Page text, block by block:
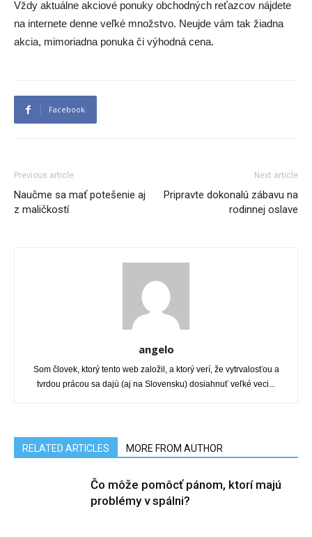
Vždy aktuálne akciové ponuky obchodných reťazcov nájdete
na internete denne veľké množstvo. Neujde vám tak žiadna
akcia, mimoriadna ponuka či výhodná cena.
Facebook
Previous article
Naučme sa mať potešenie aj
z maličkostí
Next article
Pripravte dokonalú zábavu na
rodinnej oslave
angelo
Som človek, ktorý tento web založil, a ktorý verí, že vytrvalosťou a
tvrdou prácou sa dajú (aj na Slovensku) dosiahnuť veľké veci...
RELATED ARTICLES MORE FROM AUTHOR
Čo môže pomôcť pánom, ktorí majú
problémy v spálni?